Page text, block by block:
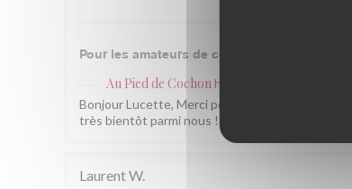
Pour les amateurs de cochonnaille une
Au Pied de Cochon heeft op deze
Bonjour Lucette, Merci pour ce beau retour !
très bientôt parmi nous ! L'équipe du Au Pied de
LaurentW